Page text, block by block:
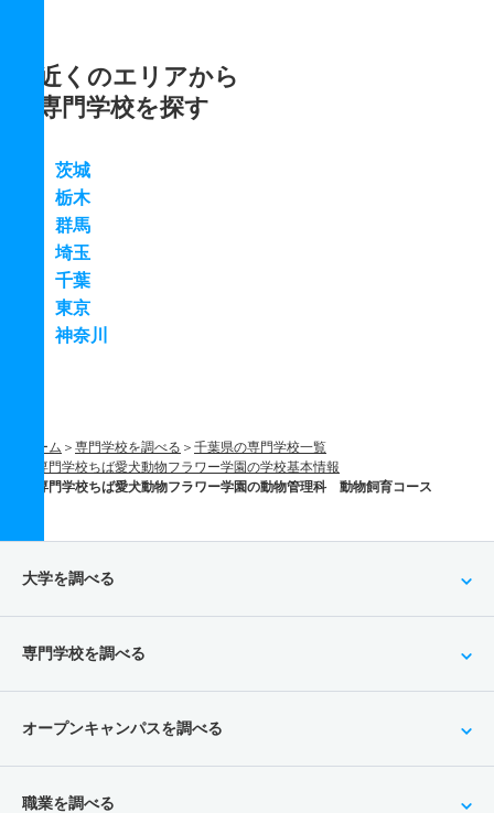
近くのエリアから
専門学校を探す
茨城
栃木
群馬
埼玉
千葉
東京
神奈川
ホーム 専門学校を調べる
千葉県の専門学校一覧
専門学校ちば愛犬動物フラワー学園の学校基本情報
専門学校ちば愛犬動物フラワー学園の動物管理科 動物飼育コース
大学を調べる
専門学校を調べる
オープンキャンパスを調べる
職業を調べる